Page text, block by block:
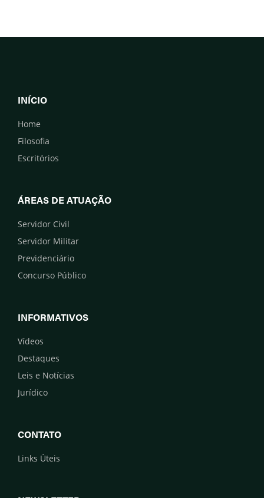
INÍCIO
Home
Filosofia
Escritórios
ÁREAS DE ATUAÇÃO
Servidor Civil
Servidor Militar
Previdenciário
Concurso Público
INFORMATIVOS
Vídeos
Destaques
Leis e Notícias
Jurídico
CONTATO
Links Úteis